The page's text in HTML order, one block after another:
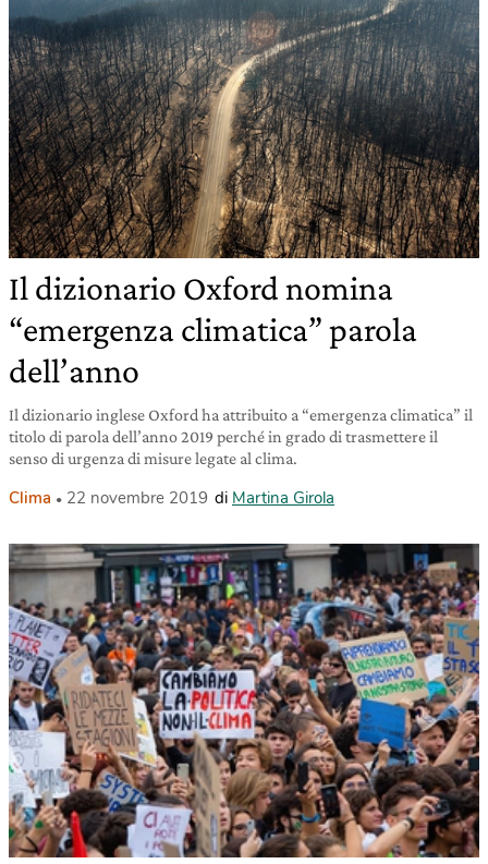
Il dizionario Oxford nomina
“emergenza climatica” parola
dell’anno
Il dizionario inglese Oxford ha attribuito a “emergenza climatica” il
titolo di parola dell’anno 2019 perché in grado di trasmettere il
senso di urgenza di misure legate al clima.
Clima 22 novembre 2019 di Martina Girola